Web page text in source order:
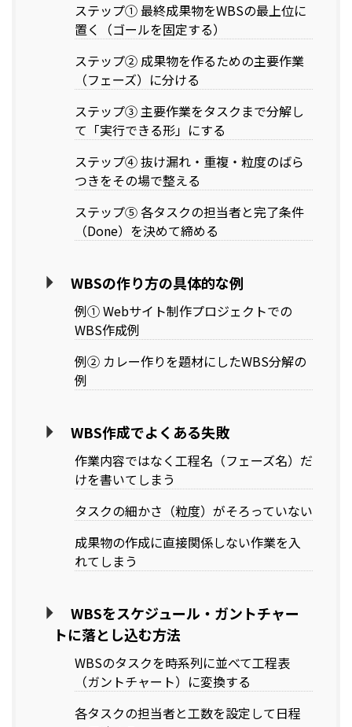
ステップ① 最終成果物をWBSの最上位に
置く（ゴールを固定する）
ステップ② 成果物を作るための主要作業
（フェーズ）に分ける
ステップ③ 主要作業をタスクまで分解し
て「実行できる形」にする
ステップ④ 抜け漏れ・重複・粒度のばら
つきをその場で整える
ステップ⑤ 各タスクの担当者と完了条件
（Done）を決めて締める
WBSの作り方の具体的な例
例① Webサイト制作プロジェクトでの
WBS作成例
例② カレー作りを題材にしたWBS分解の
例
WBS作成でよくある失敗
作業内容ではなく工程名（フェーズ名）だ
けを書いてしまう
タスクの細かさ（粒度）がそろっていない
成果物の作成に直接関係しない作業を入
れてしまう
WBSをスケジュール・ガントチャー
トに落とし込む方法
WBSのタスクを時系列に並べて工程表
（ガントチャート）に変換する
各タスクの担当者と工数を設定して日程